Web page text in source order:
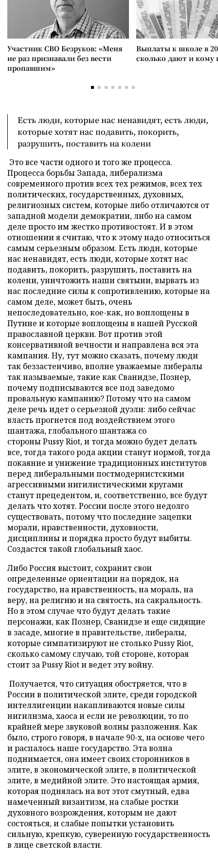
Участник СВО Безруков: «Меня
не раз признавали без вести
пропавшим»
Выплаты к школе в
сколько дают и
Есть люди, которые нас ненавидят, есть люди,
которые хотят нас подавить, покорить,
разрушить, поставить на колени
Это все части одного и того же процесса.
Процесса борьбы Запада, либерализма
современного против всех тех режимов, всех тех
политических, государственных, духовных,
религиозных систем, которые либо отличаются от
западной модели демократии, либо на самом
деле просто им жестко противостоят. И в этом
отношении я считаю, что к этому надо относиться
самым серьезным образом. Есть люди, которые
нас ненавидят, есть люди, которые хотят нас
подавить, покорить, разрушить, поставить на
колени, уничтожить наши святыни, вырвать из
нас последние силы к сопротивлению, которые на
самом деле, может быть, очень
непоследовательно, кое-как, но воплощены в
Путине и которые воплощены в нашей Русской
православной церкви. Вот против этой
консервативной вечности и направлена вся эта
кампания. Ну, тут можно сказать, почему люди
так беззастенчиво, вполне уважаемые либералы
так называемые, такие как Сванидзе, Познер,
почему подписываются все под заведомо
провальную кампанию? Потому что на самом
деле речь идет о серьезной дуэли: либо сейчас
власть прогнется под воздействием этого
шантажа, глобального шантажа со
стороныPussyRiot, и тогда можно будет делать
все, тогда такого рода акции станут нормой, тогда
покаяние и унижение традиционных институтов
перед либеральными постмодернистскими
агрессивными нигилистическими кругами
станут прецедентом, и, соответственно, все будут
делать что хотят. России после этого недолго
существовать, потому что последние зацепки
морали, нравственности, духовности,
дисциплины и порядка просто будут выбиты.
Создастся такой глобальный хаос.
Либо Россия выстоит, сохранит свои
определенные ориентации на порядок, на
государство, на нравственность, на мораль, на
веру, на религию и на святость, на сакральность.
Но в этом случае что будут делать такие
персонажи, как Познер, Сванидзе и еще сидящие
в засаде, многие в правительстве, либералы,
которые симпатизируют не столькоPussyRiot,
сколько самому случаю, той стороне, которая
стоит заPussyRiotи ведет эту войну.
Получается, что ситуация обостряется, что в
России в политической элите, среди городской
интеллигенции накапливаются новые силы
нигилизма, хаоса и если не революции, то по
крайней мере звуковой волны разложения. Как
было, строго говоря, в начале 90-х, на основе чего
и распалось наше государство. Эта волна
поднимается, она имеет своих сторонников в
элите, в экономической элите, в политической
элите, в медийной элите. Это настоящая армия,
которая поднялась на вот этот смутный, едва
намеченный византизм, на слабые ростки
духовного возрождения, которым не дают
состояться, и слабые попытки установить
сильную, крепкую, суверенную государственность
в лице светской власти.